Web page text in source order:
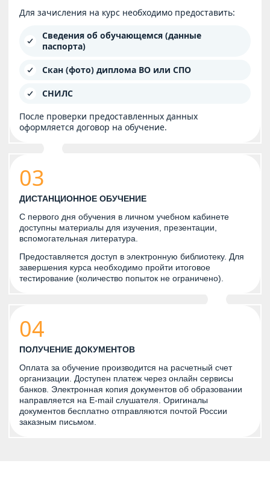
Для зачисления на курс необходимо предоставить:
Сведения об обучающемся (данные
паспорта)
Скан (фото) диплома ВО или СПО
СНИЛС
После проверки предоставленных данных
оформляется договор на обучение.
03
ДИСТАНЦИОННОЕ ОБУЧЕНИЕ
С первого дня обучения в личном учебном кабинете
доступны материалы для изучения, презентации,
вспомогательная литература.
Предоставляется доступ в электронную библиотеку. Для
завершения курса необходимо пройти итоговое
тестирование (количество попыток не ограничено).
04
ПОЛУЧЕНИЕ ДОКУМЕНТОВ
Оплата за обучение производится на расчетный счет
организации. Доступен платеж через онлайн сервисы
банков. Электронная копия документов об образовании
направляется на E-mail слушателя. Оригиналы
документов бесплатно отправляются почтой России
заказным письмом.